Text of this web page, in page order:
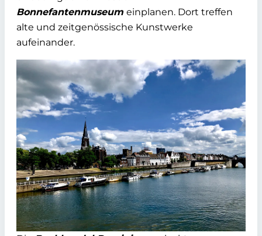
Bonnefantenmuseum einplanen. Dort treffen
alte und zeitgenössische Kunstwerke
aufeinander.